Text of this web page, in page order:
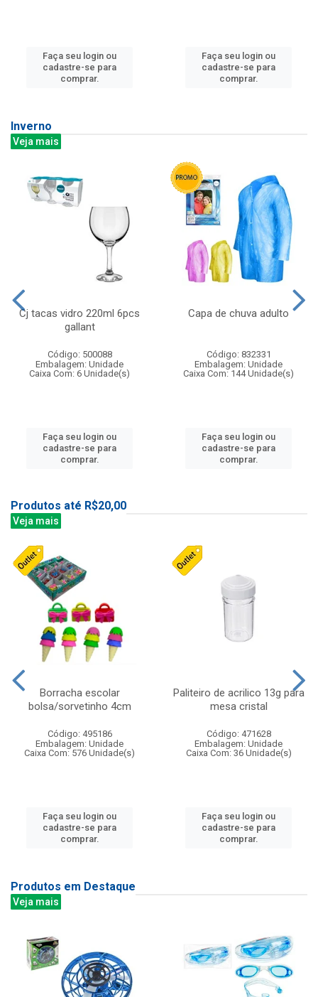
Faça seu login ou
cadastre-se para
comprar.
Faça seu login ou
cadastre-se para
comprar.
Inverno
Veja mais
Cj tacas vidro 220ml 6pcs
gallant
Código: 500088
Embalagem: Unidade
Caixa Com: 6 Unidade(s)
Faça seu login ou
cadastre-se para
comprar.
Capa de chuva adulto
Código: 832331
Embalagem: Unidade
Caixa Com: 144 Unidade(s)
Faça seu login ou
cadastre-se para
comprar.
Produtos até R$20,00
Veja mais
Borracha escolar
bolsa/sorvetinho 4cm
Código: 495186
Embalagem: Unidade
Caixa Com: 576 Unidade(s)
Faça seu login ou
cadastre-se para
comprar.
Paliteiro de acrilico 13g para
mesa cristal
Código: 471628
Embalagem: Unidade
Caixa Com: 36 Unidade(s)
Faça seu login ou
cadastre-se para
comprar.
Produtos em Destaque
Veja mais